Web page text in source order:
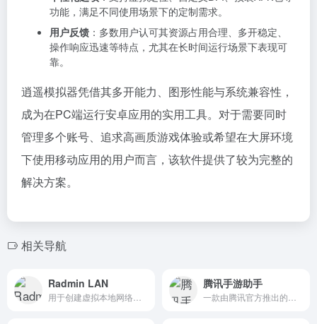
功能，满足不同使用场景下的定制需求。
用户反馈 ：多数用户认可其资源占用合理、多开稳定、
操作响应迅速等特点，尤其在长时间运行场景下表现可
靠。
逍遥模拟器凭借其多开能力、图形性能与系统兼容性，
成为在PC端运行安卓应用的实用工具。对于需要同时
管理多个账号、追求高画质游戏体验或希望在大屏环境
下使用移动应用的用户而言，该软件提供了较为完整的
解决方案。
相关导航
Radmin LAN 腾讯手游助手